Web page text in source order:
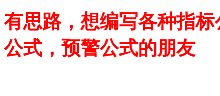
有思路，想编写各种指
公式，预警公式的朋友